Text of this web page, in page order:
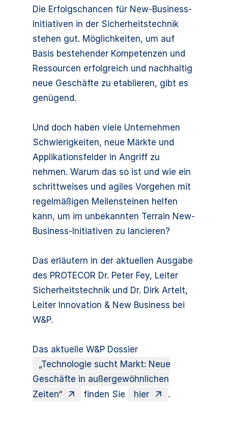
Die Erfolgschancen für New-Business-
Initiativen in der Sicherheitstechnik
stehen gut. Möglichkeiten, um auf
Basis bestehender Kompetenzen und
Ressourcen erfolgreich und nachhaltig
neue Geschäfte zu etablieren, gibt es
genügend.
Und doch haben viele Unternehmen
Schwierigkeiten, neue Märkte und
Applikationsfelder in Angriff zu
nehmen. Warum das so ist und wie ein
schrittweises und agiles Vorgehen mit
regelmäßigen Meilensteinen helfen
kann, um im unbekannten Terrain New-
Business-Initiativen zu lancieren?
Das erläutern in der aktuellen Ausgabe
des PROTECOR Dr. Peter Fey, Leiter
Sicherheitstechnik und Dr. Dirk Artelt,
Leiter Innovation & New Business bei
W&P.
Das aktuelle W&P Dossier
„Technologie sucht Markt: Neue
Geschäfte in außergewöhnlichen
Zeiten“
finden Sie hier .